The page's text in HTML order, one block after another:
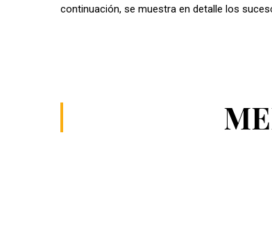
continuación, se muestra en detalle los